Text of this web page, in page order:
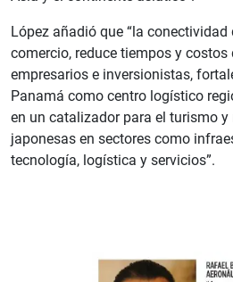
López añadió que “la
comercio, reduce tiempos y costos
empresarios e inversionistas,
Panamá como centro logístico
en un catalizador para el turismo y
japonesas en sectores como
tecnología, logística y servicios”.